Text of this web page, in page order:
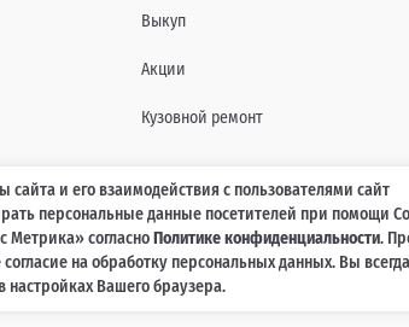
Выкуп
Акции
Кузовной ремонт
составе комплектаций, цветовой гамме и стоимости
носит информационный характер и ни при каких условиях не
Российской Федерации. Для получения подробной
и его взаимодействия с пользователями сайт
персональные данные посетителей при помощи
Метрика» согласноПолитике конфиденциальности.
на обработку персональных данных. Вы
Вашего браузера.